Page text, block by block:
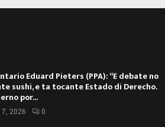
Eduard Pieters (PPA): “E debate no
sushi, e ta tocante Estado di Derecho.
por...
2026 0